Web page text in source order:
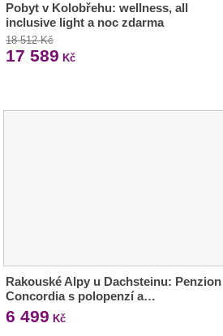
Pobyt v Kolobřehu: wellness, all
inclusive light a noc zdarma
18 512 Kč
17 589 Kč
Rakouské Alpy u Dachsteinu: Penzion
Concordia s polopenzí a…
6 499 Kč